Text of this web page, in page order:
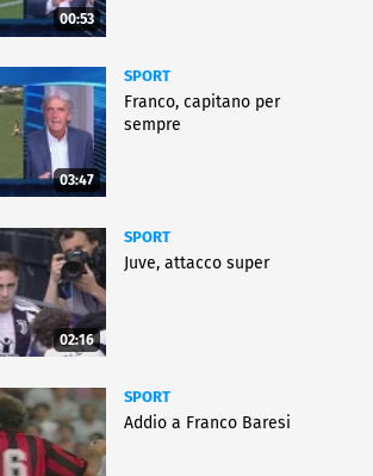
00:53
03:47
SPORT
Franco, capitano per
sempre
02:16
SPORT
Juve, attacco super
SPORT
Addio a Franco Baresi